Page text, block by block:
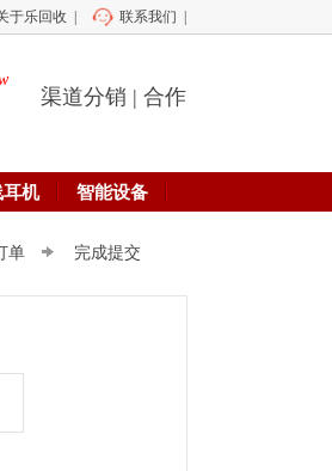
联系我们
于乐回收
渠道分销 | 合作
机 智能设备
单 完成提交